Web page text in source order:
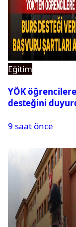
Eğitim
YÖK
desteğini
açıklandı
9 saat önce